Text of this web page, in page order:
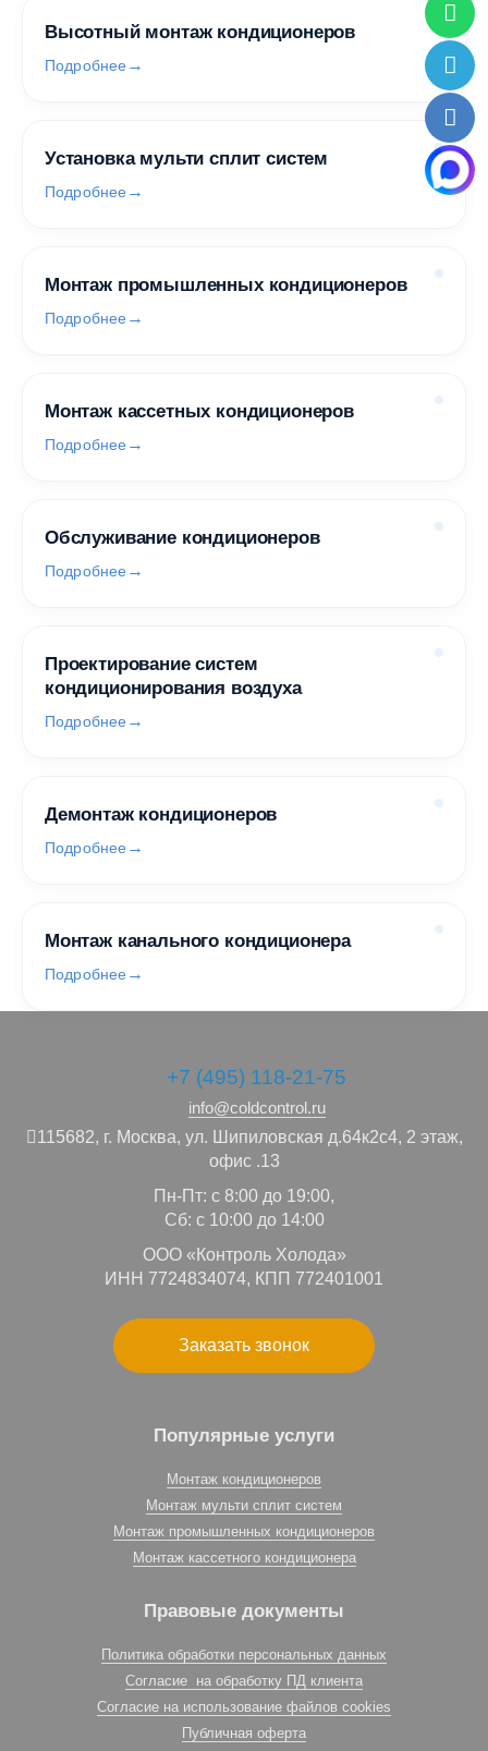
Высотный монтаж кондиционеров
Подробнее
Установка мульти сплит систем
Подробнее
Монтаж промышленных кондиционеров
Подробнее
Монтаж кассетных кондиционеров
Подробнее
Обслуживание кондиционеров
Подробнее
Проектирование систем
кондиционирования воздуха
Подробнее
Демонтаж кондиционеров
Подробнее
Монтаж канального кондиционера
Подробнее
+7 (495) 118-21-75
info@coldcontrol.ru
115682, г. Москва, ул. Шипиловская д.64к2с4, 2 этаж,
офис .13
Пн-Пт: с 8:00 до 19:00,
Сб: с 10:00 до 14:00
ООО «Контроль Холода»
ИНН 7724834074, КПП 772401001
Заказать звонок
Популярные услуги
Монтаж кондиционеров
Монтаж мульти сплит систем
Монтаж промышленных кондиционеров
Монтаж кассетного кондиционера
Правовые документы
Политика обработки персональных данных
Согласие на обработку ПД клиента
Согласие на использование файлов cookies
Публичная оферта